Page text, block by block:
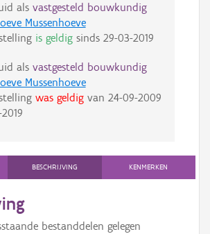
als vastgesteld bouwkundig
Mussenhoeve
is geldigsinds 29-03-2019
als vastgesteld bouwkundig
Mussenhoeve
was geldigvan 24-09-2009
BESCHRIJVING KENMERKEN
bestanddelen gelegen